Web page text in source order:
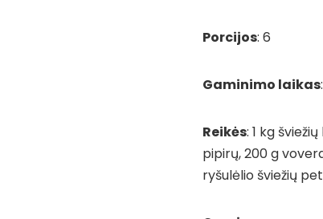
Porcijos: 6
Gaminimo laikas
Reikės: 1 kg
pipirų, 200 g
ryšulėlio šviežių